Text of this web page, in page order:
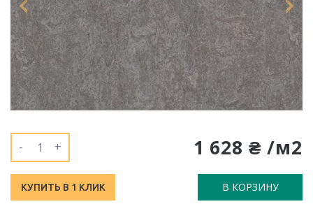
1 628 ₴ /м2
- +
КУПИТЬ В 1 КЛИК В КОРЗИНУ